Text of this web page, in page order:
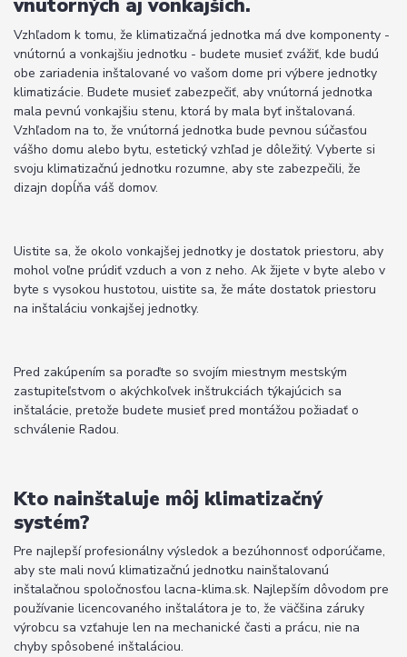
vnútorných aj vonkajších.
Vzhľadom k tomu, že klimatizačná jednotka má dve komponenty -
vnútornú a vonkajšiu jednotku - budete musieť zvážiť, kde budú
obe zariadenia inštalované vo vašom dome pri výbere jednotky
klimatizácie. Budete musieť zabezpečiť, aby vnútorná jednotka
mala pevnú vonkajšiu stenu, ktorá by mala byť inštalovaná.
Vzhľadom na to, že vnútorná jednotka bude pevnou súčasťou
vášho domu alebo bytu, estetický vzhľad je dôležitý. Vyberte si
svoju klimatizačnú jednotku rozumne, aby ste zabezpečili, že
dizajn dopĺňa váš domov.
Uistite sa, že okolo vonkajšej jednotky je dostatok priestoru, aby
mohol voľne prúdiť vzduch a von z neho. Ak žijete v byte alebo v
byte s vysokou hustotou, uistite sa, že máte dostatok priestoru
na inštaláciu vonkajšej jednotky.
Pred zakúpením sa poraďte so svojím miestnym mestským
zastupiteľstvom o akýchkoľvek inštrukciách týkajúcich sa
inštalácie, pretože budete musieť pred montážou požiadať o
schválenie Radou.
Kto nainštaluje môj klimatizačný
systém?
Pre najlepší profesionálny výsledok a bezúhonnosť odporúčame,
aby ste mali novú klimatizačnú jednotku nainštalovanú
inštalačnou spoločnosťou lacna-klima.sk. Najlepším dôvodom pre
používanie licencovaného inštalátora je to, že väčšina záruky
výrobcu sa vzťahuje len na mechanické časti a prácu, nie na
chyby spôsobené inštaláciou.